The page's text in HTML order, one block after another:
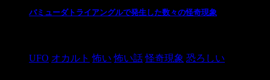
バミューダトライアングルで発生した数々の怪奇現象
UFO オカルト 怖い 怖い話 怪奇現象 恐ろしい